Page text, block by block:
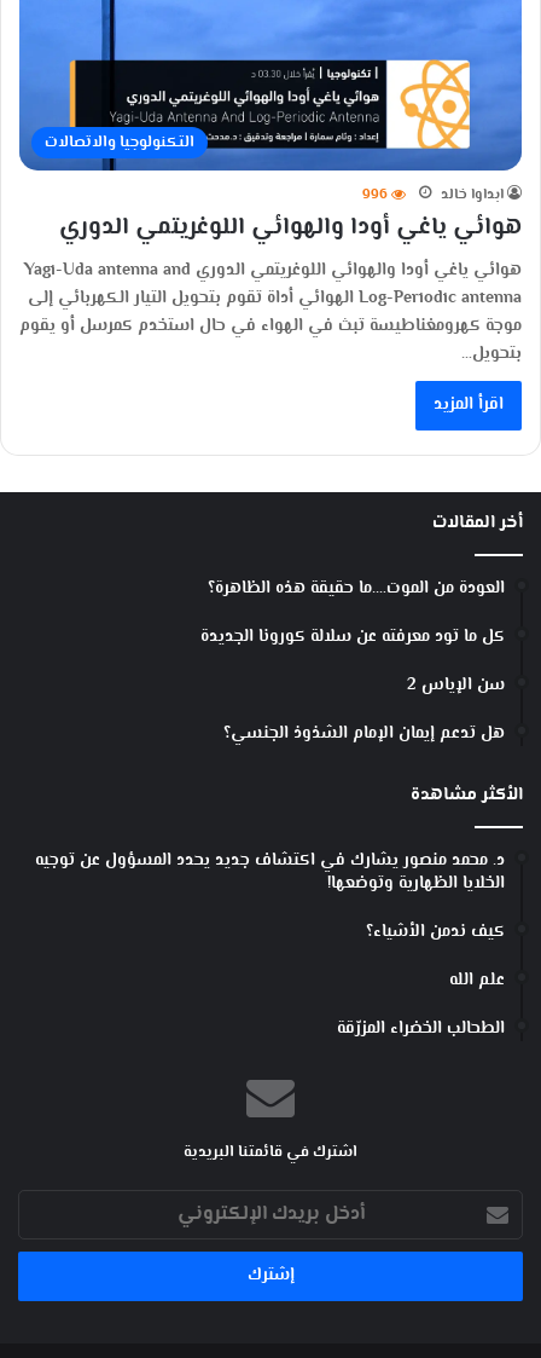
التكنولوجيا والاتصالات
ابداوا خالد 996
هوائي ياغي أودا والهوائي اللوغريتمي الدوري
هوائي ياغي أودا والهوائي اللوغريتمي الدوري Yagi-Uda antenna and
Log-Periodic antenna الهوائي أداة تقوم بتحويل التيار الكهربائي إلى
موجة كهرومغناطيسة تبث في الهواء في حال استخدم كمرسل أو يقوم
بتحويل…
اقرأ المزيد
أخر المقالات
العودة من الموت….ما حقيقة هذه الظاهرة؟
كل ما تود معرفته عن سلالة كورونا الجديدة
سن الإياس 2
هل تدعم إيمان الإمام الشذوذ الجنسي؟
الأكثر مشاهدة
د. محمد منصور يشارك في اكتشاف جديد يحدد المسؤول عن توجيه
الخلايا الظهارية وتوضعها!
كيف ندمن الأشياء؟
علم الله
الطحالب الخضراء المزرّقة
اشترك في قائمتنا البريدية
أدخل
بريدك
الإلكتروني